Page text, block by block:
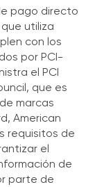
pago directo
utiliza
con los
por PCI-
el PCI
que es
marcas
American
requisitos de
el
de
parte de